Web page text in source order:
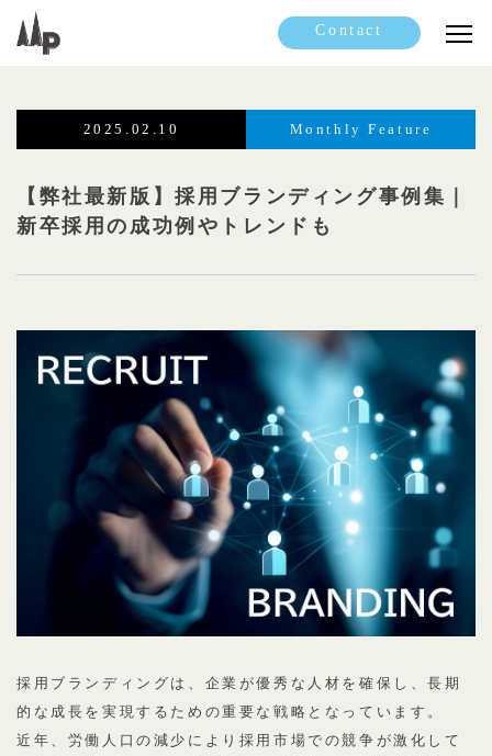
Contact
2025.02.10 Monthly Feature
【弊社最新版】採用ブランディング事例集｜
新卒採用の成功例やトレンドも
採用ブランディングは、企業が優秀な人材を確保し、長期
的な成長を実現するための重要な戦略となっています。
近年、労働人口の減少により採用市場での競争が激化して